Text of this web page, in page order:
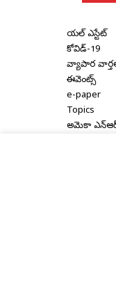
రియల్ ఎస్టేట్
కోవిడ్-19
వ్యాపార
ఈవెంట్స్
e-paper
Topics
అమెరికా